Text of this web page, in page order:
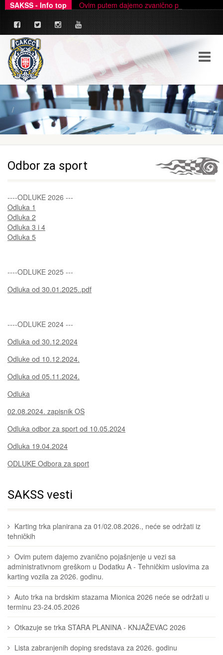
SAKSS - Info top Ovim putem dajemo zvanično pojašnjenje u
Odbor za sport
----ODLUKE 2026 ---
Odluka 1
Odluka 2
Odluka 3 i 4
Odluka 5
----ODLUKE 2025 ---
Odluka od 30.01.2025..pdf
----ODLUKE 2024 ---
Odluka od 30.12.2024
Odluke od 10.12.2024.
Odluka od 05.11.2024.
Odluka
02.08.2024. zapisnik OS
Odluka odbor za sport od 10.05.2024
Odluka 19.04.2024
ODLUKE Odbora za sport
SAKSS vesti
Karting trka planirana za 01/02.08.2026., neće se održati iz
tehničkih
Ovim putem dajemo zvanično pojašnjenje u vezi sa
administrativnom greškom u Dodatku A - Tehničkim uslovima za
karting vozila za 2026. godinu.
Auto trka na brdskim stazama Mionica 2026 neće se održati u
terminu 23-24.05.2026
Otkazuje se trka STARA PLANINA - KNJAŽEVAC 2026
Lista zabranjenih doping sredstava za 2026. godinu